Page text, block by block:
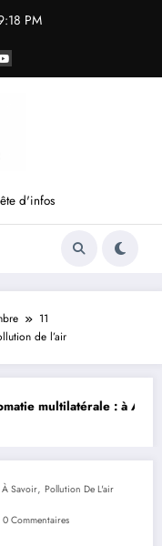
PM
d'infos
11
de l’air
SE Mme Nialé
À Savoir, Pollution De L'air
0 Commentaires